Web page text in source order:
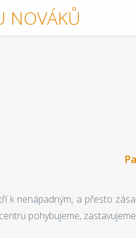
NOVÁKŮ
k nenápadným, a přesto
pohybujeme,